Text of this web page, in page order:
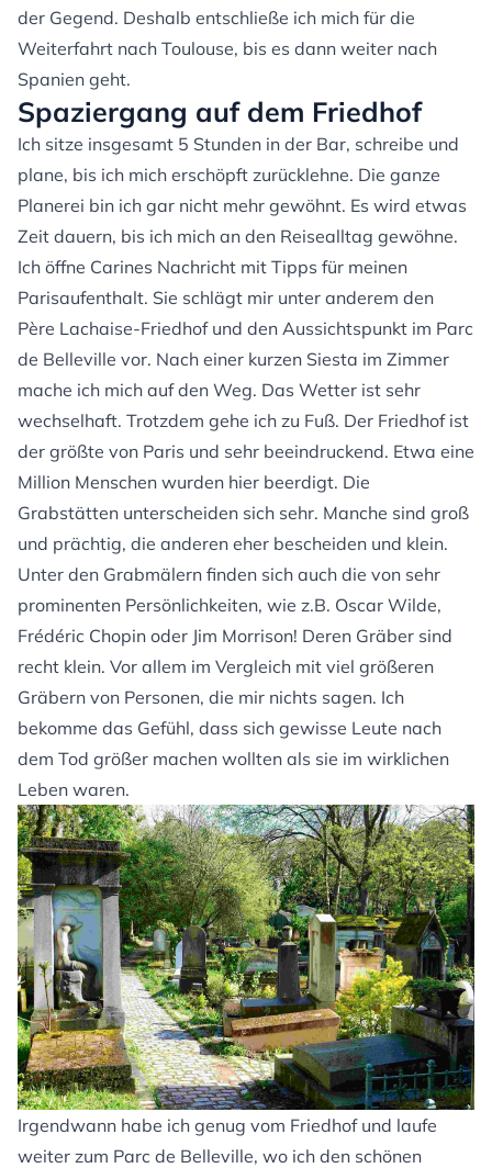
der Gegend. Deshalb entschließe ich mich für die
Weiterfahrt nach Toulouse, bis es dann weiter nach
Spanien geht.
Spaziergang auf dem Friedhof
Ich sitze insgesamt 5 Stunden in der Bar, schreibe und
plane, bis ich mich erschöpft zurücklehne. Die ganze
Planerei bin ich gar nicht mehr gewöhnt. Es wird etwas
Zeit dauern, bis ich mich an den Reisealltag gewöhne.
Ich öffne Carines Nachricht mit Tipps für meinen
Parisaufenthalt. Sie schlägt mir unter anderem den
Père Lachaise-Friedhof und den Aussichtspunkt im Parc
de Belleville vor. Nach einer kurzen Siesta im Zimmer
mache ich mich auf den Weg. Das Wetter ist sehr
wechselhaft. Trotzdem gehe ich zu Fuß. Der Friedhof ist
der größte von Paris und sehr beeindruckend. Etwa eine
Million Menschen wurden hier beerdigt. Die
Grabstätten unterscheiden sich sehr. Manche sind groß
und prächtig, die anderen eher bescheiden und klein.
Unter den Grabmälern finden sich auch die von sehr
prominenten Persönlichkeiten, wie z.B. Oscar Wilde,
Frédéric Chopin oder Jim Morrison! Deren Gräber sind
recht klein. Vor allem im Vergleich mit viel größeren
Gräbern von Personen, die mir nichts sagen. Ich
bekomme das Gefühl, dass sich gewisse Leute nach
dem Tod größer machen wollten als sie im wirklichen
Leben waren.
Irgendwann habe ich genug vom Friedhof und laufe
weiter zum Parc de Belleville, wo ich den schönen